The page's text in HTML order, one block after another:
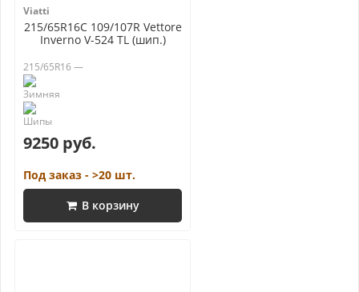
Viatti
215/65R16C 109/107R Vettore
Inverno V-524 TL (шип.)
215/65R16 —
9250 руб.
Под заказ - >20 шт.
В корзину